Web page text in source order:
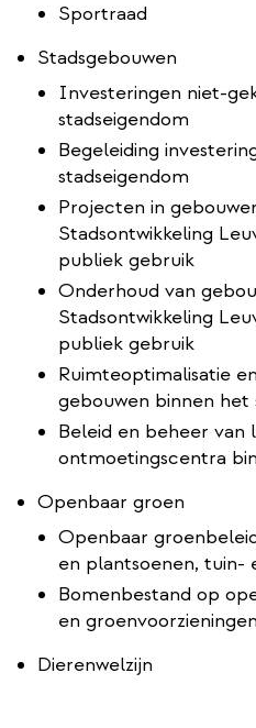
Sportraad
Stadsgebouwen
Investeringen niet-
stadseigendom
Begeleiding
stadseigendom
Projecten in
Stadsontwikkeling
publiek gebruik
Onderhoud van
Stadsontwikkeling
publiek gebruik
Ruimteoptimalisatie
gebouwen binnen het
Beleid en beheer van
ontmoetingscentra
Openbaar groen
Openbaar
en plantsoenen, tuin-
Bomenbestand op
en
Dierenwelzijn